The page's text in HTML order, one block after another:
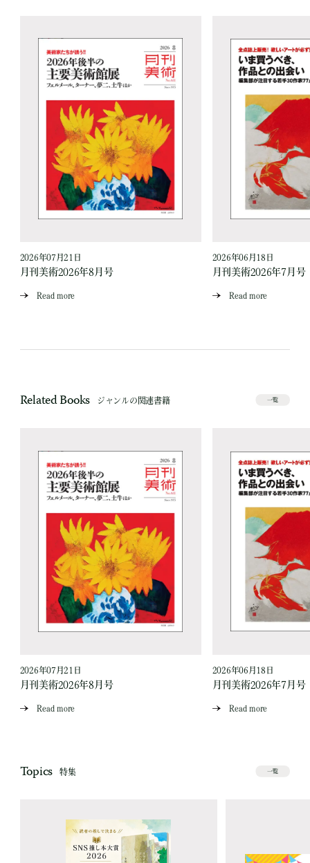
2026年07月21日
月刊美術2026年8月号
Read more
2026年06月18日
月刊美術2026年7月号
Read more
Related Books ジャンルの関連書籍 一覧
2026年07月21日
月刊美術2026年8月号
Read more
2026年06月18日
月刊美術2026年7月号
Read more
Topics 特集 一覧